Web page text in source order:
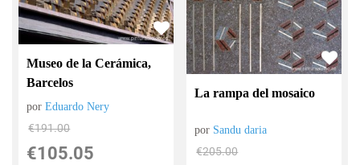
Museo de la Cerámica,
Barcelos
porEduardo Nery
€191.00
€105.05
La rampa del mosaico
por Sandu daria
€205.00